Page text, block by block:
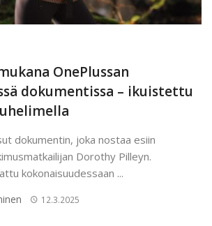
OnePlussan
dokumentissa – ikuistettu
dokumentin, joka nostaa esiin
Dorothy Pilleyn.
kokonaisuudessaan ...
12.3.2025